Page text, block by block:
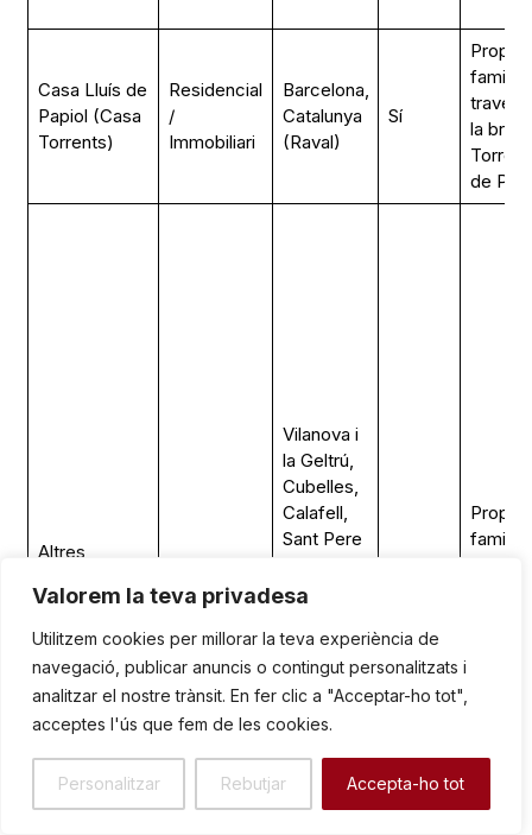
Valorem la teva privadesa
Utilitzem cookies per millorar la teva experiència de
navegació, publicar anuncis o contingut personalitzats i
analitzar el nostre trànsit. En fer clic a "Acceptar-ho tot",
acceptes l'ús que fem de les cookies.
Personalitzar Rebutjar Accepta-ho tot
Casa Lluís de
Papiol (Casa
Torrents)
Residencial
/
Immobiliari
Barcelona,
Catalunya
(Raval)
Sí
través
la
de
Altres
(Torrents i
Samà)
/ Terres
Vilanova i
la Geltrú,
Cubelles,
Calafell,
Sant Pere
Sitges,
Prat de
Llobregat,
Barcelona
(i altres a